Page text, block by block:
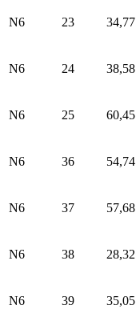
N6 23 34,77
N6 24 38,58
N6 25 60,45
N6 36 54,74
N6 37 57,68
N6 38 28,32
N6 39 35,05